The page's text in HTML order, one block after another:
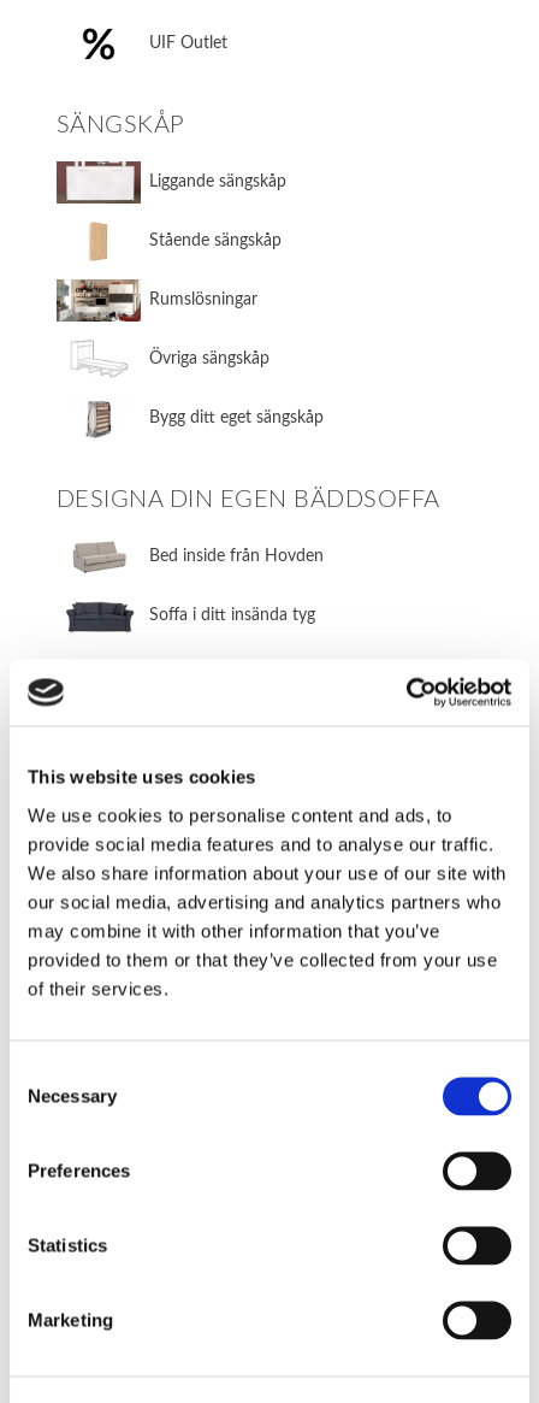
This website uses cookies
We use cookies to personalise content and ads, to
provide social media features and to analyse our traffic.
We also share information about your use of our site with
our social media, advertising and analytics partners who
may combine it with other information that you’ve
provided to them or that they’ve collected from your use
of their services.
Selection
Necessary
Preferences
Statistics
Marketing
UIF Outlet
SÄNGSKÅP
​Liggande sängskåp
​Stående sängskåp
​Rumslösningar
​Övriga sängskåp
​Bygg ditt eget sängskåp
DESIGNA DIN EGEN BÄDDSOFFA
​Bed inside från Hovden
Soffa i ditt insända tyg
MÖBELTYGER
Tygbank
ÖVRIGA MÖBLER
Dagbäddar